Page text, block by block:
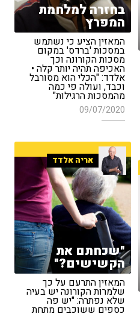
בחזרה למלחמת
המפרץ
המאזין הציע כי נשתמש
במסכות 'ברדס' במקום
מסכות הקורונה וכך
האכיפה תהיה יותר קלה •
אלדד: "הכלי הוא מסורבל
וכבד, ועולה פי כמה
מהמסכות הרגילות"
09/07/2020
אריה אלדד
"שכחתם את
הקשישים?"
המאזין התרעם על כך
שלמרות הקורונה יש בעיה
שלא נפתרה: "יש פה
כספים ששוכבים מתחת